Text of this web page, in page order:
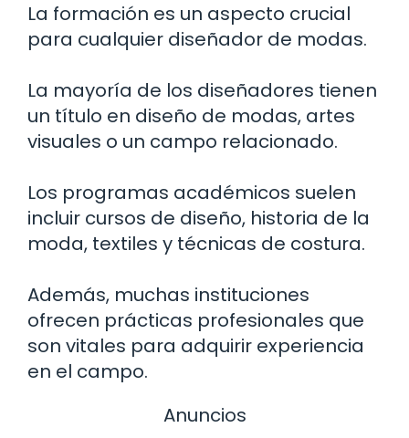
La formación es un aspecto crucial
para cualquier diseñador de modas.
La mayoría de los diseñadores tienen
un título en diseño de modas, artes
visuales o un campo relacionado.
Los programas académicos suelen
incluir cursos de diseño, historia de la
moda, textiles y técnicas de costura.
Además, muchas instituciones
ofrecen prácticas profesionales que
son vitales para adquirir experiencia
en el campo.
Anuncios